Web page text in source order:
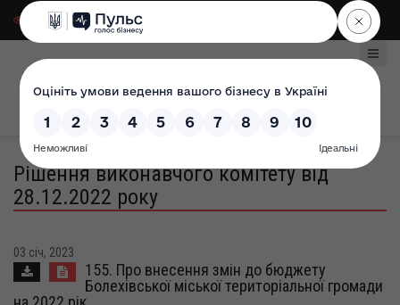
Для слабозорих|
Рішення виконавчого комітету від
28.12.2022 року
03 січ, 2023
155. Про внесення змін до бюджету
Болехівської міської територіальної громади